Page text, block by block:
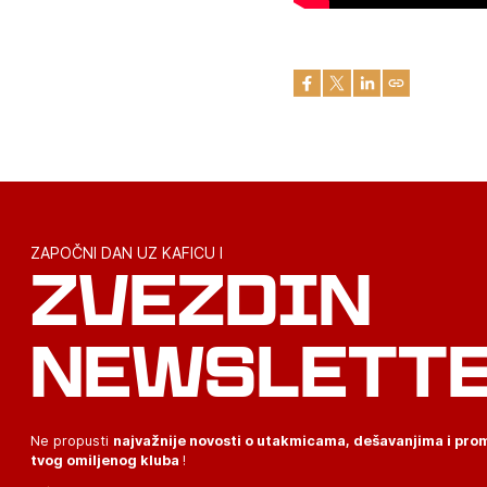
ZAPOČNI DAN UZ KAFICU I
ZVEZDIN
Ne propusti najvažnije novosti o utakmicama, dešavanjima i
tvog omiljenog kluba !